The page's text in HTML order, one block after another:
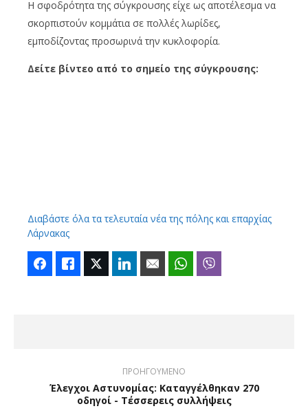
Η σφοδρότητα της σύγκρουσης είχε ως αποτέλεσμα να
σκορπιστούν κομμάτια σε πολλές λωρίδες,
εμποδίζοντας προσωρινά την κυκλοφορία.
Δείτε βίντεο από το σημείο της σύγκρουσης:
Διαβάστε όλα τα τελευταία νέα της πόλης και επαρχίας
Λάρνακας
FacebookLike Twitter LinkedIn Email WhatsApp
ΠΡΟΗΓΟΥΜΕΝΟ
Έλεγχοι Αστυνομίας: Καταγγέλθηκαν 270
οδηγοί - Τέσσερεις συλλήψεις